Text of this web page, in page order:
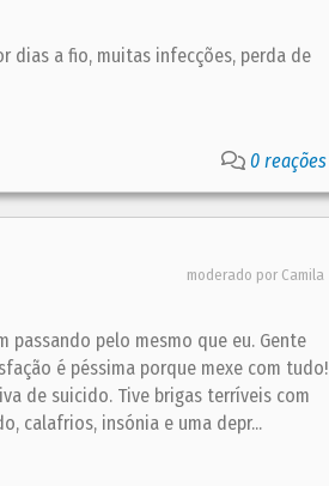
dias a fio, muitas infecções, perda de
0 reações
moderado por Camila
passando pelo mesmo que eu. Gente
é péssima porque mexe com tudo!
de suicido. Tive brigas terríveis com
calafrios, insónia e uma depr...